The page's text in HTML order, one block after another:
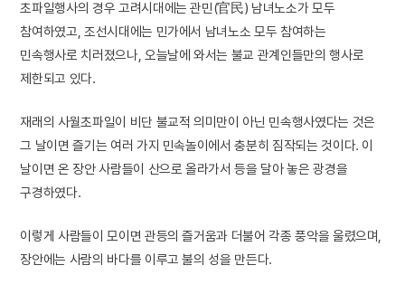
초파일행사의 경우 고려시대에는 관민(官民) 남녀노소가 모두
참여하였고, 조선시대에는 민가에서 남녀노소 모두 참여하는
민속행사로 치러졌으나, 오늘날에 와서는 불교 관계인들만의 행사로
제한되고 있다.
재래의 사월초파일이 비단 불교적 의미만이 아닌 민속행사였다는 것은
그 날이면 즐기는 여러 가지 민속놀이에서 충분히 짐작되는 것이다. 이
날이면 온 장안 사람들이 산으로 올라가서 등을 달아 놓은 광경을
구경하였다.
이렇게 사람들이 모이면 관등의 즐거움과 더불어 각종 풍악을 울렸으며,
장안에는 사람의 바다를 이루고 불의 성을 만든다.